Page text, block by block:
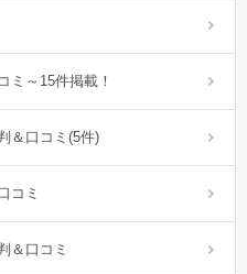
ミ～15件掲載！
＆口コミ(5件)
コミ
＆口コミ